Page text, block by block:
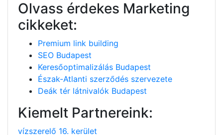
Olvass érdekes Marketing
cikkeket:
Premium link building
SEO Budapest
Keresőoptimalizálás Budapest
Észak-Atlanti szerződés szervezete
Deák tér látnivalók Budapest
Kiemelt Partnereink:
vízszerelő 16. kerület